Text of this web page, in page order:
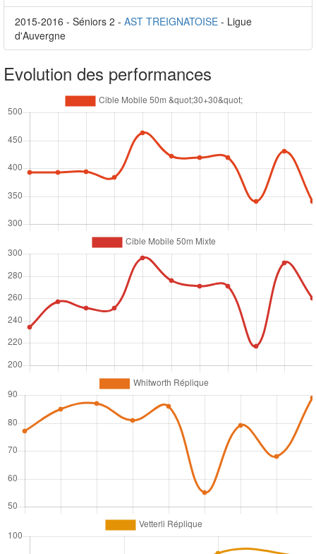
2015-2016 - Séniors 2 - AST TREIGNATOISE - Ligue
d'Auvergne
Evolution des performances